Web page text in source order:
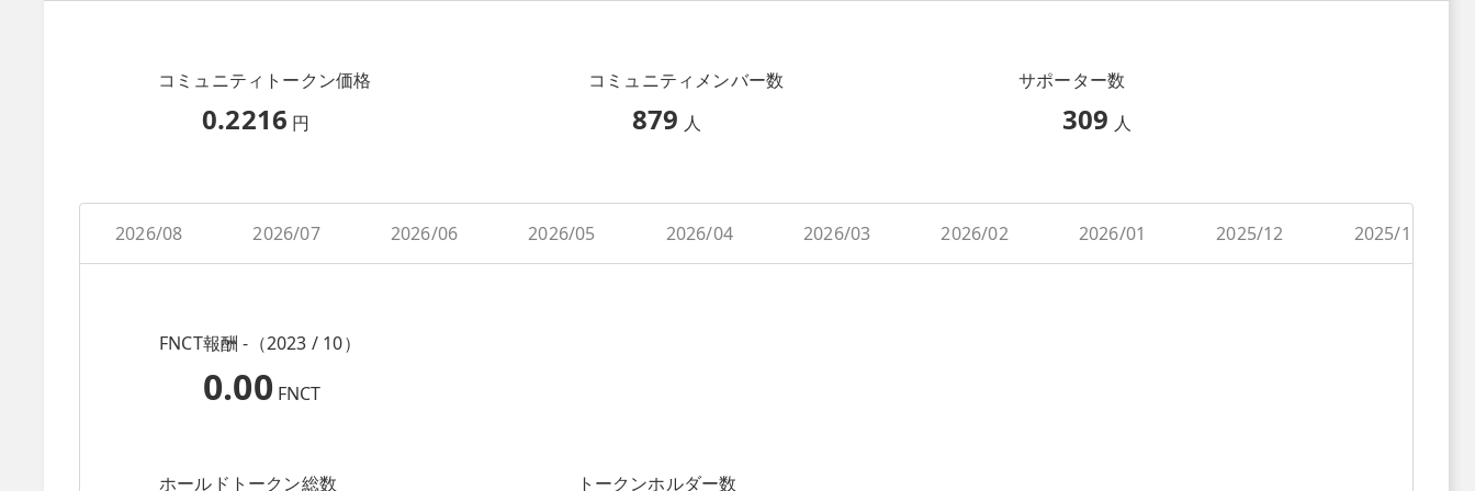
コミュニティトークン価格
0.2216 円
コミュニティメンバー数
879 人
サポーター数
309 人
2026/08 2026/07 2026/06 2026/05 2026/04 2026/03 2026/02 2026/01 2025/12 2025/11
FNCT報酬 -（2023 / 10）
0.00 FNCT
ホールドトークン総数 トークンホルダー数